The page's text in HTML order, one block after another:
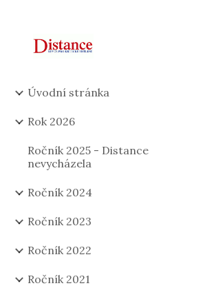
Úvodní stránka
Rok 2026
Ročník 2025 - Distance
nevycházela
Ročník 2024
Ročník 2023
Ročník 2022
Ročník 2021